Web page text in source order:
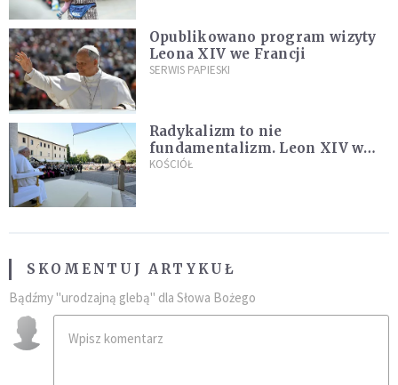
Opublikowano program wizyty
Leona XIV we Francji
SERWIS PAPIESKI
Radykalizm to nie
fundamentalizm. Leon XIV w
Asyżu
KOŚCIÓŁ
SKOMENTUJ ARTYKUŁ
Bądźmy "urodzajną glebą" dla Słowa Bożego